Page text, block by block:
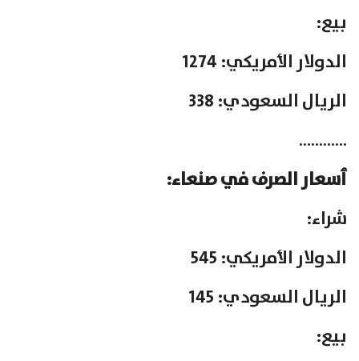
بيع:
الدولار الأمريكي: 1274
الريال السعودي: 338
…………
ٲسعار الصرف في صنعاء:
شراء:
الدولار الأمريكي: 545
الريال السعودي: 145
بيع: